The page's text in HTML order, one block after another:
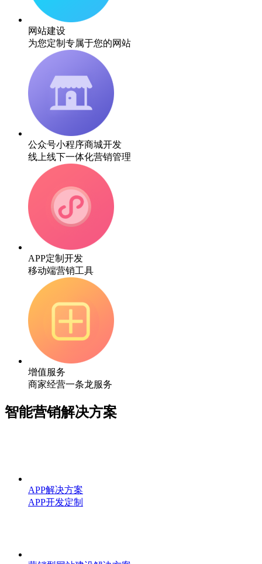
网站建设
为您定制专属于您的网站
公众号小程序商城开发
线上线下一体化营销管理
APP定制开发
移动端营销工具
增值服务
商家经营一条龙服务
智能营销解决方案
APP解决方案
APP开发定制